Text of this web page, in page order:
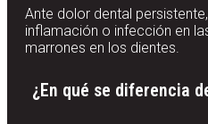
Ante dolor dental
inflamación o infección en
marrones en los dientes.
¿En qué se diferencia